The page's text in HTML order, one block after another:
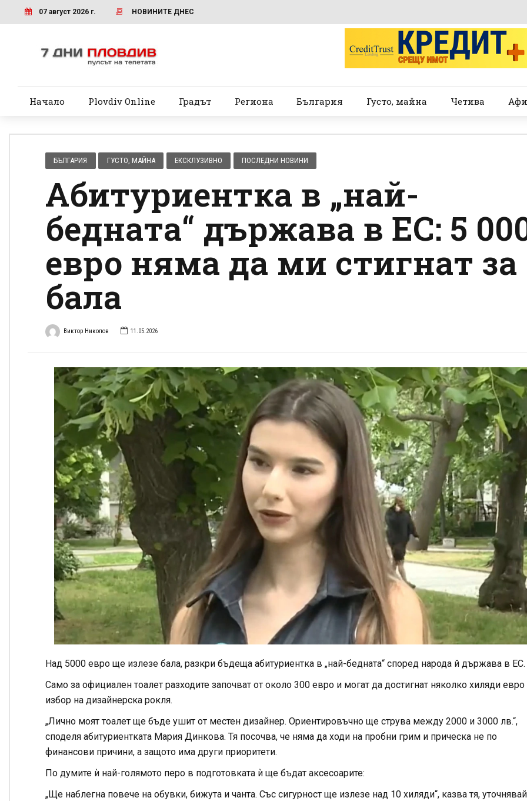
07 август 2026 г. НОВИНИТЕ ДНЕС
Начало Plovdiv Online Градът Региона България Густо, майна Четива
БЪЛГАРИЯ ГУСТО, МАЙНА ЕКСКЛУЗИВНО ПОСЛЕДНИ НОВИНИ
Абитуриентка в „най-
бедната“ държава в ЕС: 5
евро няма да ми стигнат за
бала
Виктор Николов 11.05.2026
Над 5000 евро ще излезе бала, разкри бъдеща абитуриентка в „най-бедната“ според народа й държава в ЕС.
Само за официален тоалет разходите започват от около 300 евро и могат да достигнат няколко хиляди
избор на дизайнерска рокля.
„Лично моят тоалет ще бъде ушит от местен дизайнер. Ориентировъчно ще струва между 2000 и 3000 лв.“,
споделя абитуриентката Мария Динкова. Тя посочва, че няма да ходи на пробни грим и прическа не по
финансови причини, а защото има други приоритети.
По думите ѝ най-голямото перо в подготовката ѝ ще бъдат аксесоарите:
„Ще наблегна повече на обувки, бижута и чанта. Със сигурност ще излезе над 10 хиляди“, казва тя,